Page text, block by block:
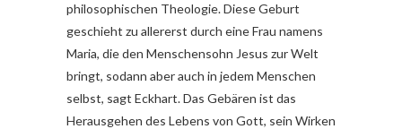
philosophischen Theologie. Diese Geburt
geschieht zu allererst durch eine Frau namens
Maria, die den Menschensohn Jesus zur Welt
bringt, sodann aber auch in jedem Menschen
selbst, sagt Eckhart. Das Gebären ist das
Herausgehen des Lebens von Gott, sein Wirken